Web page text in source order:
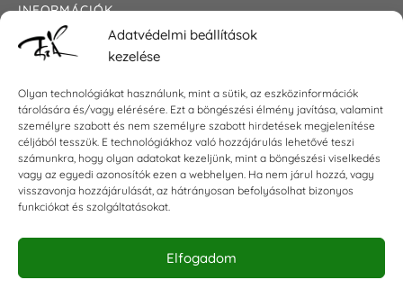
Adatvédelmi beállítások
kezelése
Olyan technológiákat használunk, mint a sütik, az eszközinformációk
tárolására és/vagy elérésére. Ezt a böngészési élmény javítása, valamint
személyre szabott és nem személyre szabott hirdetések megjelenítése
céljából tesszük. E technológiákhoz való hozzájárulás lehetővé teszi
számunkra, hogy olyan adatokat kezeljünk, mint a böngészési viselkedés
vagy az egyedi azonosítók ezen a webhelyen. Ha nem járul hozzá, vagy
visszavonja hozzájárulását, az hátrányosan befolyásolhat bizonyos
funkciókat és szolgáltatásokat.
Elfogadom
INFORMÁCIÓK
Általános szerződési feltételek
Impresszum
KAPCSOLAT
E-mail:shop@torokszilvi.com
Telefon: +36 30 6767872
KÖZÖSSÉGI